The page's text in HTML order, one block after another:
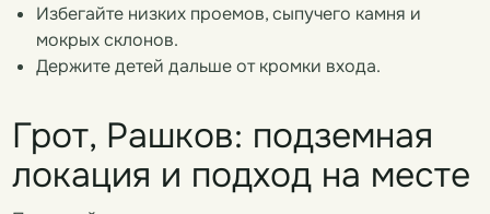
Избегайте низких проемов, сыпучего камня и
мокрых склонов.
Держите детей дальше от кромки входа.
Грот, Рашков: подземная
локация и подход на месте